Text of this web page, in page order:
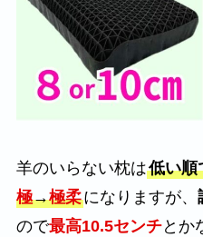
羊のいらない枕は低い
極→極柔になりますが、
ので最高10.5センチとか